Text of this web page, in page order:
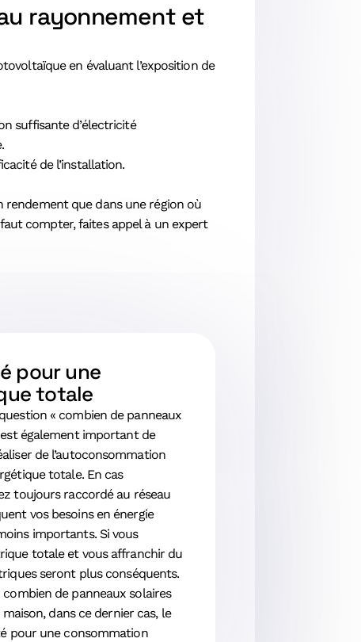
rayonnement et
en évaluant l’exposition de
suffisante d’électricité
de l’installation.
rendement que dans une région où
compter, faites appel à un expert
pour une
totale
« combien de panneaux
également important de
de l’autoconsommation
totale. En cas
toujours raccordé au réseau
vos besoins en énergie
importants. Si vous
totale et vous affranchir du
seront plus conséquents.
combien de panneaux solaires
dans ce dernier cas, le
pour une consommation